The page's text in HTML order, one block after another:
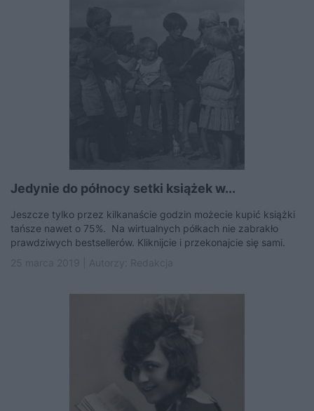
Jedynie do północy setki książek w...
Jeszcze tylko przez kilkanaście godzin możecie kupić książki
tańsze nawet o 75%. Na wirtualnych półkach nie zabrakło
prawdziwych bestsellerów. Kliknijcie i przekonajcie się sami.